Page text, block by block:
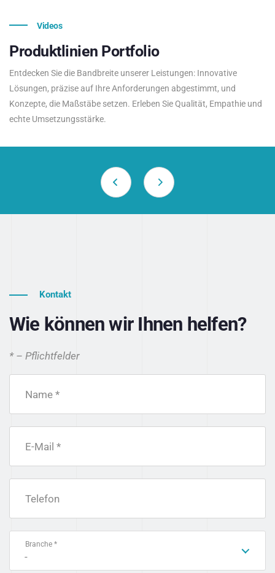
Videos
Produktlinien Portfolio
Entdecken Sie die Bandbreite unserer Leistungen: Innovative
Lösungen, präzise auf Ihre Anforderungen abgestimmt, und
Konzepte, die Maßstäbe setzen. Erleben Sie Qualität, Empathie und
echte Umsetzungsstärke.
Kontakt
Wie können wir Ihnen helfen?
* – Pflichtfelder
Name *
E-Mail *
Telefon
Branche *
-